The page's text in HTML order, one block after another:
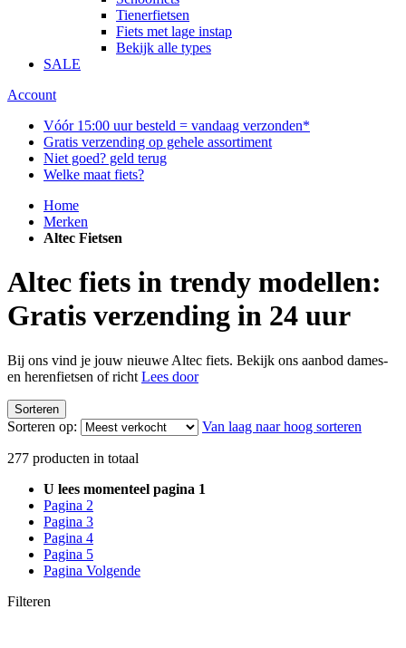
Tienerfietsen
Fiets met lage instap
Bekijk alle types
SALE
Account
Vóór 15:00 uur besteld = vandaag verzonden*
Gratis verzending op gehele assortiment
Niet goed? geld terug
Welke maat fiets?
Home
Merken
Altec Fietsen
Altec fiets in trendy modellen:
Gratis verzending in 24 uur
Bij ons vind je jouw nieuwe Altec fiets. Bekijk ons aanbod dames-
en herenfietsen of richt Lees door
Sorteren
Sorteren op: Van laag naar hoog sorteren
277 producten in totaal
U lees momenteel pagina 1
Pagina 2
Pagina 3
Pagina 4
Pagina 5
Pagina Volgende
Filteren